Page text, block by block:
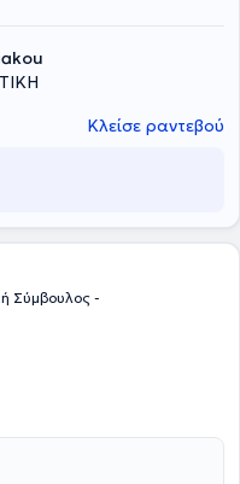
Κλείσε ραντεβού
Σύμβουλος -